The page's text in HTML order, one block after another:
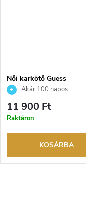
Női karkötő Guess
JUBB06208JWRHS
Akár 100 napos
visszaküldési lehetőség.
márkakereskedő.
11 900 Ft
Raktáron
KOSÁRBA